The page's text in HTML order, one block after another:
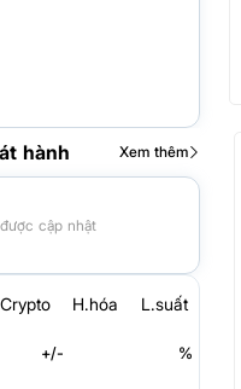
hành Xem thêm
cập nhật
Crypto H.hóa L.suất
+/- %